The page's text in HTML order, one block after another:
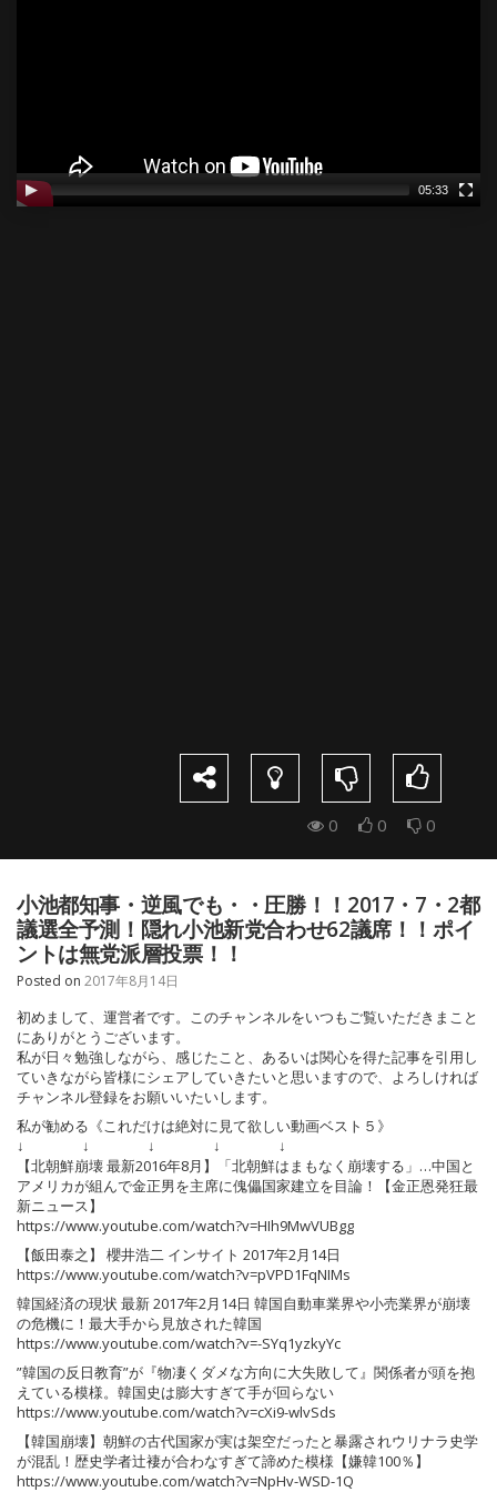
05:33
0 0 0
小池都知事・逆風でも・・圧勝！！2017・7・2都
議選全予測！隠れ小池新党合わせ62議席！！ポイ
ントは無党派層投票！！
Posted on 2017年8月14日
初めまして、運営者です。このチャンネルをいつもご覧いただきまこと
にありがとうございます。
私が日々勉強しながら、感じたこと、あるいは関心を得た記事を引用し
ていきながら皆様にシェアしていきたいと思いますので、よろしければ
チャンネル登録をお願いいたいします。
私が勧める《これだけは絶対に見て欲しい動画ベスト５》
↓ ↓ ↓ ↓ ↓
【北朝鮮崩壊 最新2016年8月】「北朝鮮はまもなく崩壊する」…中国と
アメリカが組んで金正男を主席に傀儡国家建立を目論！【金正恩発狂最
新ニュース】
https://www.youtube.com/watch?v=HIh9MwVUBgg
【飯田泰之】 櫻井浩二 インサイト 2017年2月14日
https://www.youtube.com/watch?v=pVPD1FqNIMs
韓国経済の現状 最新 2017年2月14日 韓国自動車業界や小売業界が崩壊
の危機に！最大手から見放された韓国
https://www.youtube.com/watch?v=-SYq1yzkyYc
”韓国の反日教育”が『物凄くダメな方向に大失敗して』関係者が頭を抱
えている模様。韓国史は膨大すぎて手が回らない
https://www.youtube.com/watch?v=cXi9-wlvSds
【韓国崩壊】朝鮮の古代国家が実は架空だったと暴露されウリナラ史学
が混乱！歴史学者辻褄が合わなすぎて諦めた模様【嫌韓100％】
https://www.youtube.com/watch?v=NpHv-WSD-1Q